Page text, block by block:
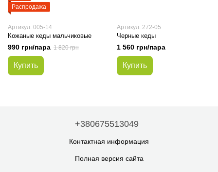
Распродажа
Артикул: 005-14
Кожаные кеды мальчиковые
990 грн/пара 1 820 грн
Купить
Артикул: 272-05
Черные кеды
1 560 грн/пара
Купить
+380675513049
Контактная информация
Полная версия сайта